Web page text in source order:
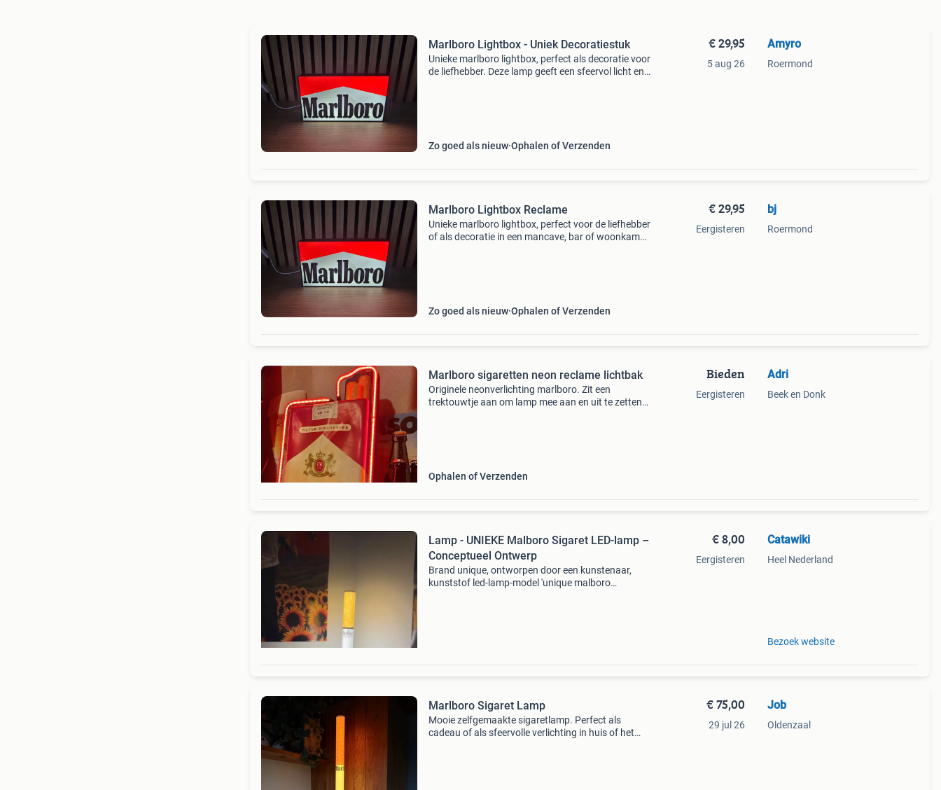
Marlboro Lightbox - Uniek Decoratiestuk
Unieke marlboro lightbox, perfect als decoratie voor
de liefhebber. Deze lamp geeft een sfeervol licht en
Zo goed als nieuw Ophalen of Verzenden
€ 29,95
5 aug 26
Amyro
Roermond
Marlboro Lightbox Reclame
Unieke marlboro lightbox, perfect voor de liefhebber
of als decoratie in een mancave, bar of woonkamer.
Zo goed als nieuw Ophalen of Verzenden
€ 29,95
Eergisteren
bj
Roermond
Marlboro sigaretten neon reclame lichtbak
Originele neonverlichting marlboro. Zit een
trektouwtje aan om lamp mee aan en uit te zetten.
Ophalen of Verzenden
Bieden
Eergisteren
Adri
Beek en Donk
Lamp - UNIEKE Malboro Sigaret LED-lamp –
Conceptueel Ontwerp
Brand unique, ontworpen door een kunstenaar,
kunststof led-lamp-model 'unique malboro
€ 8,00
Eergisteren
Catawiki
Heel Nederland
Bezoek website
Marlboro Sigaret Lamp
Mooie zelfgemaakte sigaretlamp. Perfect als
cadeau of als sfeervolle verlichting in huis of het
€ 75,00
29 jul 26
Job
Oldenzaal